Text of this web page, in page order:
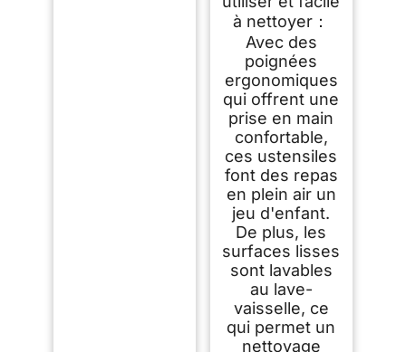
à nettoyer：
Avec des
poignées
ergonomiques
qui offrent une
prise en main
confortable,
ces ustensiles
font des repas
en plein air un
jeu d'enfant.
De plus, les
surfaces lisses
sont lavables
au lave-
vaisselle, ce
qui permet un
nettoyage